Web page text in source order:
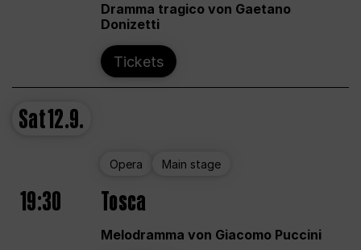
Dramma tragico von Gaetano
Donizetti
Tickets
Sat12.9.
Opera Main stage
19:30 Tosca
Melodramma von Giacomo Puccini